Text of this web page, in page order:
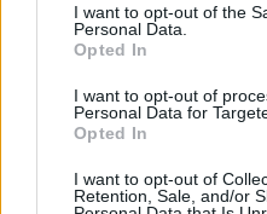
I want to opt-out of the
Personal Data.
Opted In
I want to opt-out of
Personal Data for
Opted In
I want to opt-out of
Retention, Sale, and/or
Najbolj brano
Pretep v gostinskem
moškega udaril s
(VIDEO) "Mislil sem,
Hrvaškem
Dopustniška drama: